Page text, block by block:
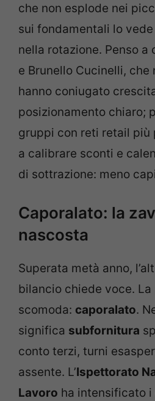
che non esplode nei
sui fondamentali lo vede
nella rotazione. Penso a
e Brunello Cucinelli, che
hanno coniugato
posizionamento chiaro;
gruppi con reti retail più
a calibrare sconti e
di sottrazione: meno
Caporalato: la
nascosta
Superata metà anno,
bilancio chiede voce. La
scomoda: caporalato.
significa subfornitura
conto terzi, turni
assente. L’Ispettorato
Lavoro ha intensificato